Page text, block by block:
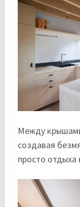
Между
создавая
просто отдыха